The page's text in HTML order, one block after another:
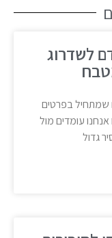
לשדרוג
בפרטים
עומדים מול
גדול